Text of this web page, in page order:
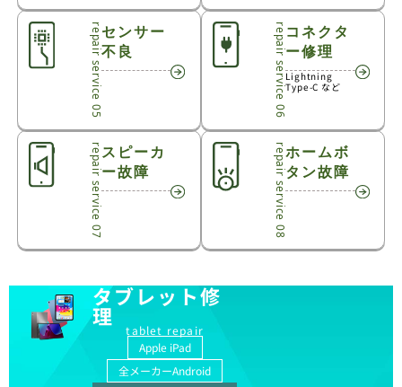
repair service 05センサー
不良
repair service 06コネクタ
ー修理
Lightning
Type-C など
repair service 07スピーカ
ー故障
repair service 08ホームボ
タン故障
タブレット修
理
tablet repair
Apple iPad
全メーカーAndroid